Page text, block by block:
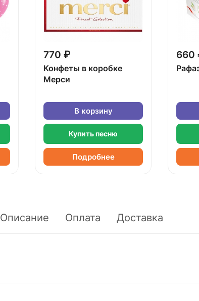
770 ₽
Конфеты в коробке
Мерси
В корзину
Купить песню
Подробнее
660
Описание Оплата Доставка